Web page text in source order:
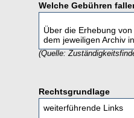
Welche Gebühren
Über die Erhebung
dem jeweiligen Archiv
(Quelle:
Rechtsgrundlage
weiterführende Links